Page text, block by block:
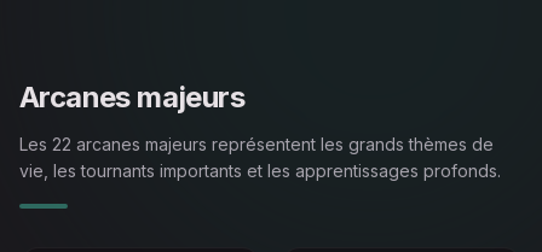
Arcanes majeurs
Les 22 arcanes majeurs représentent les grands thèmes de
vie, les tournants importants et les apprentissages profonds.